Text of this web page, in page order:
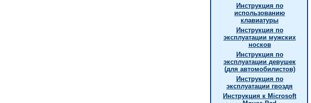
Инструкция по
использованию
клавиатуры
Инструкция по
эксплуатации мужских
носков
Инструкция по
эксплуатации девушек
(для автомобилистов)
Инструкция по
эксплуатации гвоздя
Инструкция к Microsoft